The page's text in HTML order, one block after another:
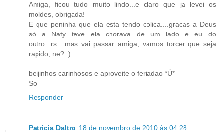
Amiga, ficou tudo muito lindo...e claro que ja levei os
moldes, obrigada!
E que peninha que ela esta tendo colica....gracas a Deus
só a Naty teve...ela chorava de um lado e eu do
outro...rs....mas vai passar amiga, vamos torcer que seja
rapido, ne? :)
beijinhos carinhosos e aproveite o feriadao *Ü*
So
Responder
Patricia Daltro 18 de novembro de 2010 às 04:28